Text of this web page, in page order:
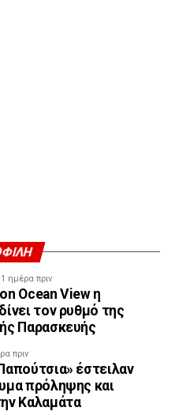
1 ημέρα πριν
Ocean View η
τον ρυθμό της
Παρασκευής
πριν
έστειλαν
πρόληψης και
Καλαμάτα